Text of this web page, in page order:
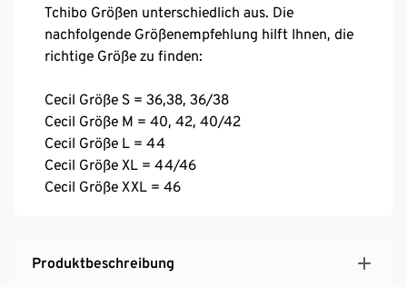
Tchibo Größen unterschiedlich aus. Die
nachfolgende Größenempfehlung hilft Ihnen, die
richtige Größe zu finden:
Cecil Größe S = 36,38, 36/38
Cecil Größe M = 40, 42, 40/42
Cecil Größe L = 44
Cecil Größe XL = 44/46
Cecil Größe XXL = 46
Produktbeschreibung